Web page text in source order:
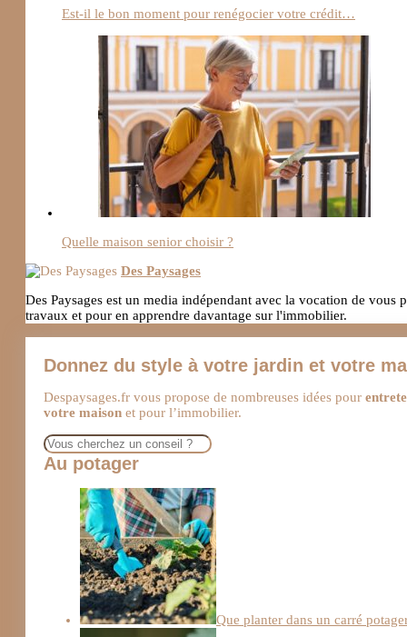
Est-il le bon moment pour renégocier votre crédit…
Quelle maison senior choisir ?
Des Paysages
Des Paysages est un media indépendant avec la vocation de
travaux et pour en apprendre davantage sur l'immobilier.
Donnez du style à votre jardin et votre
Despaysages.fr vous propose de nombreuses idées pour
votre maison et pour l’immobilier.
Rechercher
Au potager
Que planter dans un carré